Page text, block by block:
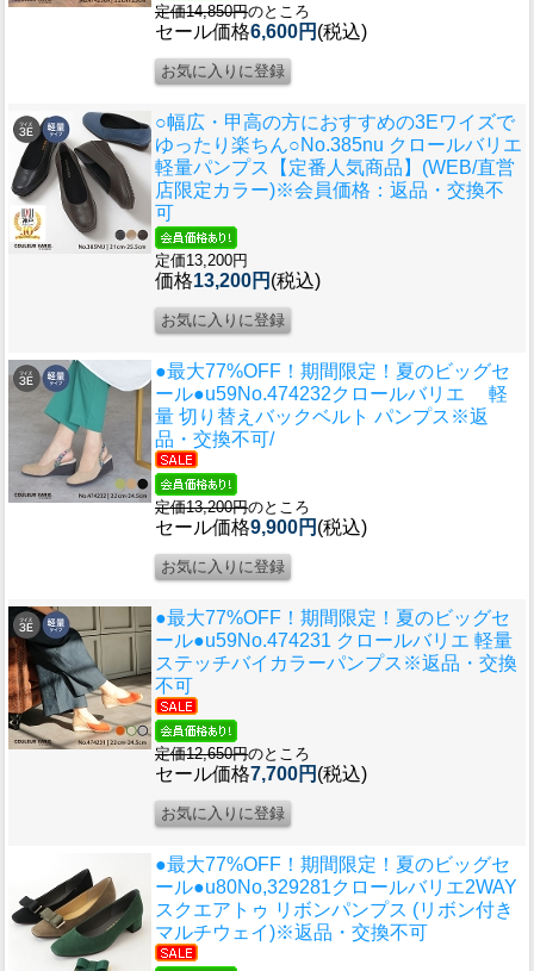
定価14,850円のところ
セール価格6,600円 (税込)
○幅広・甲高の方におすすめの3Eワイズで
ゆったり楽ちん○No.385nu クロールバリエ
軽量パンプス【定番人気商品】(WEB/直営
店限定カラー)※会員価格：返品・交換不
可
定価13,200円
価格13,200円 (税込)
●最大77%OFF！期間限定！夏のビッグセ
ール●u59No.474232クロールバリエ 軽
量 切り替えバックベルト パンプス※返
品・交換不可/
定価13,200円のところ
セール価格9,900円 (税込)
●最大77%OFF！期間限定！夏のビッグセ
ール●u59No.474231 クロールバリエ 軽量
ステッチバイカラーパンプス※返品・交換
不可
定価12,650円のところ
セール価格7,700円 (税込)
●最大77%OFF！期間限定！夏のビッグセ
ール●u80No,329281クロールバリエ2WAY
スクエアトゥ リボンパンプス (リボン付き
マルチウェイ)※返品・交換不可